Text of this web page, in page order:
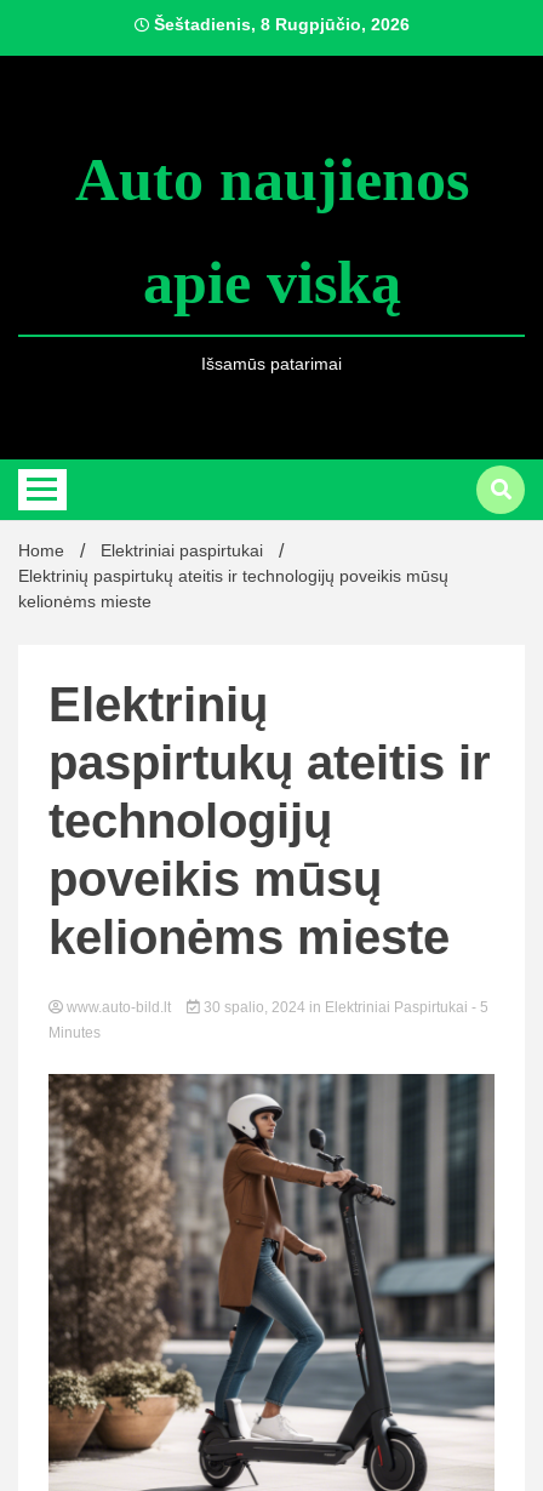
content
Šeštadienis, 8 Rugpjūčio, 2026
Auto naujienos
apie viską
Išsamūs patarimai
Home
Elektriniai paspirtukai
Elektrinių paspirtukų ateitis ir technologijų poveikis mūsų
kelionėms mieste
Elektrinių
paspirtukų ateitis ir
technologijų
poveikis mūsų
kelionėms mieste
www.auto-bild.lt 30 spalio, 2024 in Elektriniai Paspirtukai - 5
Minutes